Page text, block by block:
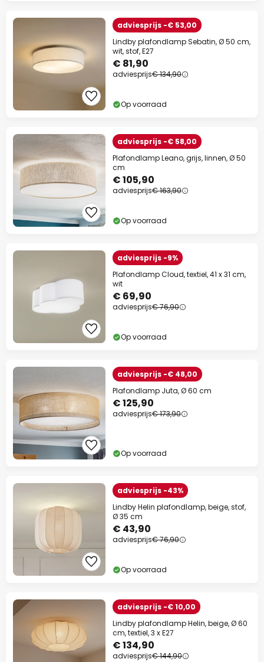
adviesprijs -€ 53,00
Lindby plafondlamp Sebatin, Ø 50 cm,
wit, stof, E27
€ 81,90
adviesprijs€ 134,90
Op voorraad
adviesprijs -€ 58,00
Plafondlamp Leano, grijs, linnen, Ø 50
cm
€ 105,90
adviesprijs€ 163,90
Op voorraad
adviesprijs -9%
Plafondlamp Cloud, textiel, 41 x 31 cm,
wit
€ 69,90
adviesprijs€ 76,90
Op voorraad
adviesprijs -€ 48,00
Plafondlamp Juta, Ø 60 cm
€ 125,90
adviesprijs€ 173,90
Op voorraad
adviesprijs -43%
Lindby Helin plafondlamp, beige, stof,
Ø 35 cm
€ 43,90
adviesprijs€ 76,90
Op voorraad
adviesprijs -€ 10,00
Lindby plafondlamp Helin, beige, Ø 60
cm, textiel, 3 x E27
€ 134,90
adviesprijs€ 144,90